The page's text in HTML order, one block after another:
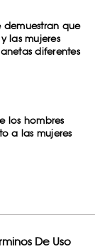
demuestran que
las mujeres
diferentes
los hombres
a las mujeres
De Uso